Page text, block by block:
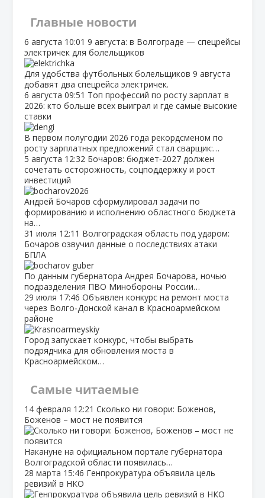
Главные новости
6 августа 10:01 9 августа: в Волгограде — спецрейсы
электричек для болельщиков
Для удобства футбольных болельщиков 9 августа
добавят два спецрейса электричек.
6 августа 09:51 Топ профессий по росту зарплат в
2026: кто больше всех выиграл и где самые высокие
ставки
В первом полугодии 2026 года рекордсменом по
росту зарплатных предложений стал сварщик:…
5 августа 12:32 Бочаров: бюджет‑2027 должен
сочетать осторожность, соцподдержку и рост
инвестиций
Андрей Бочаров сформулировал задачи по
формированию и исполнению областного бюджета
на…
31 июля 12:11 Волгоградская область под ударом:
Бочаров озвучил данные о последствиях атаки
БПЛА
По данным губернатора Андрея Бочарова, ночью
подразделения ПВО Минобороны России…
29 июля 17:46 Объявлен конкурс на ремонт моста
через Волго‑Донской канал в Красноармейском
районе
Город запускает конкурс, чтобы выбрать
подрядчика для обновления моста в
Красноармейском…
Самые читаемые
14 февраля 12:21 Сколько ни говори: Боженов,
Боженов – мост не появится
Накануне на официальном портале губернатора
Волгоградской области появилась…
28 марта 15:46 Генпрокуратура объявила цель
ревизий в НКО